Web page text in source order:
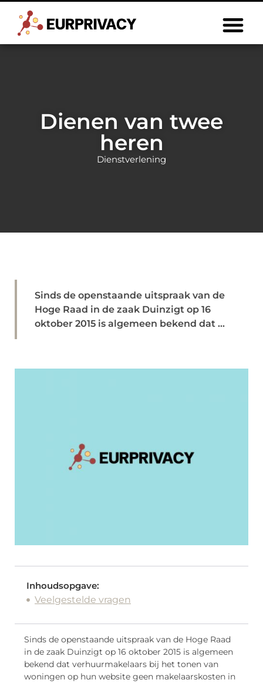
Dienen van twee
heren
Dienstverlening
Sinds de openstaande uitspraak van de
Hoge Raad in de zaak Duinzigt op 16
oktober 2015 is algemeen bekend dat ...
Inhoudsopgave:
Veelgestelde vragen
Sinds de openstaande uitspraak van de Hoge Raad
in de zaak Duinzigt op 16 oktober 2015 is algemeen
bekend dat verhuurmakelaars bij het tonen van
woningen op hun website geen makelaarskosten in